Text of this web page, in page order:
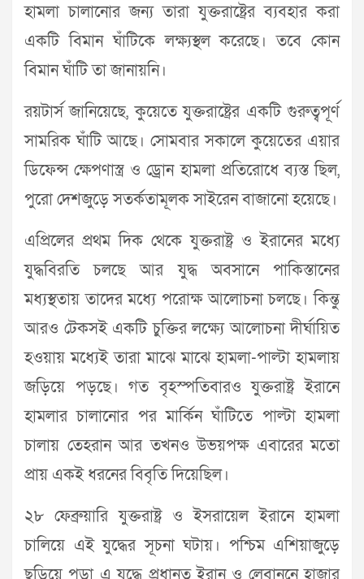
হামলা চালানোর জন্য তারা যুক্তরাষ্ট্রের ব্যবহার করা
একটি বিমান ঘাঁটিকে লক্ষ্যস্থল করেছে। তবে কোন
বিমান ঘাঁটি তা জানায়নি।
রয়টার্স জানিয়েছে, কুয়েতে যুক্তরাষ্ট্রের একটি গুরুত্বপূর্ণ
সামরিক ঘাঁটি আছে। সোমবার সকালে কুয়েতের এয়ার
ডিফেন্স ক্ষেপণাস্ত্র ও ড্রোন হামলা প্রতিরোধে ব্যস্ত ছিল,
পুরো দেশজুড়ে সতর্কতামূলক সাইরেন বাজানো হয়েছে।
এপ্রিলের প্রথম দিক থেকে যুক্তরাষ্ট্র ও ইরানের মধ্যে
যুদ্ধবিরতি চলছে আর যুদ্ধ অবসানে পাকিস্তানের
মধ্যস্থতায় তাদের মধ্যে পরোক্ষ আলোচনা চলছে। কিন্তু
আরও টেকসই একটি চুক্তির লক্ষ্যে আলোচনা দীর্ঘায়িত
হওয়ায় মধ্যেই তারা মাঝে মাঝে হামলা-পাল্টা হামলায়
জড়িয়ে পড়ছে। গত বৃহস্পতিবারও যুক্তরাষ্ট্র ইরানে
হামলার চালানোর পর মার্কিন ঘাঁটিতে পাল্টা হামলা
চালায় তেহরান আর তখনও উভয়পক্ষ এবারের মতো
প্রায় একই ধরনের বিবৃতি দিয়েছিল।
২৮ ফেব্রুয়ারি যুক্তরাষ্ট্র ও ইসরায়েল ইরানে হামলা
চালিয়ে এই যুদ্ধের সূচনা ঘটায়। পশ্চিম এশিয়াজুড়ে